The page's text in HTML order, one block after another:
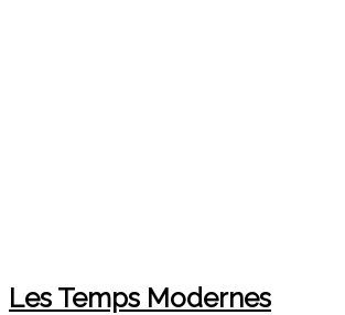
Les Temps Modernes